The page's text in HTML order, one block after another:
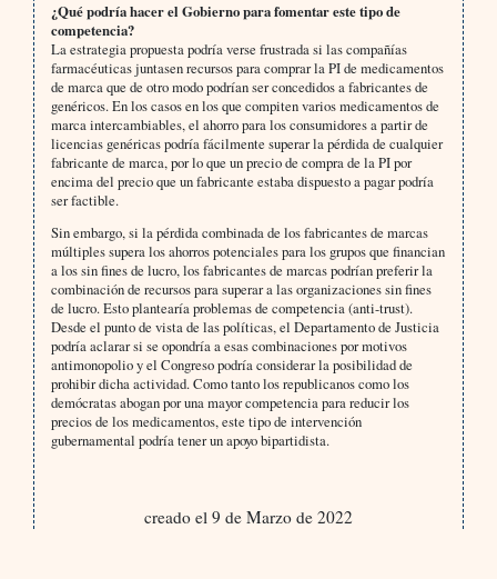
¿Qué podría hacer el Gobierno para fomentar este tipo de
competencia?
La estrategia propuesta podría verse frustrada si las compañías
farmacéuticas juntasen recursos para comprar la PI de medicamentos
de marca que de otro modo podrían ser concedidos a fabricantes de
genéricos. En los casos en los que compiten varios medicamentos de
marca intercambiables, el ahorro para los consumidores a partir de
licencias genéricas podría fácilmente superar la pérdida de cualquier
fabricante de marca, por lo que un precio de compra de la PI por
encima del precio que un fabricante estaba dispuesto a pagar podría
ser factible.
Sin embargo, si la pérdida combinada de los fabricantes de marcas
múltiples supera los ahorros potenciales para los grupos que financian
a los sin fines de lucro, los fabricantes de marcas podrían preferir la
combinación de recursos para superar a las organizaciones sin fines
de lucro. Esto plantearía problemas de competencia (anti-trust).
Desde el punto de vista de las políticas, el Departamento de Justicia
podría aclarar si se opondría a esas combinaciones por motivos
antimonopolio y el Congreso podría considerar la posibilidad de
prohibir dicha actividad. Como tanto los republicanos como los
demócratas abogan por una mayor competencia para reducir los
precios de los medicamentos, este tipo de intervención
gubernamental podría tener un apoyo bipartidista.
creado el 9 de Marzo de 2022